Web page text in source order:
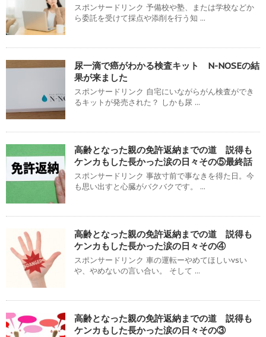
スポンサードリンク 予備校や塾、または学校などか
ら委託を受けて採点や添削を行う知 ...
尿一滴で癌がわかる検査キット N-NOSEの結
果が来ました
スポンサードリンク 自宅にいながらがん検査ができ
るキットが発売された？ しかも尿 ...
高齢となった親の免許返納までの道 説得も
ケンカもした長かった涙の日々その⑤最終話
スポンサードリンク 事故寸前で事なきを得た日。今
も思い出すと心臓がバクバクです。 ...
高齢となった親の免許返納までの道 説得も
ケンカもした長かった涙の日々その④
スポンサードリンク 車の運転ーやめてほしいvsい
や、やめないの言い合い。 そして ...
高齢となった親の免許返納までの道 説得も
ケンカもした長かった涙の日々その③